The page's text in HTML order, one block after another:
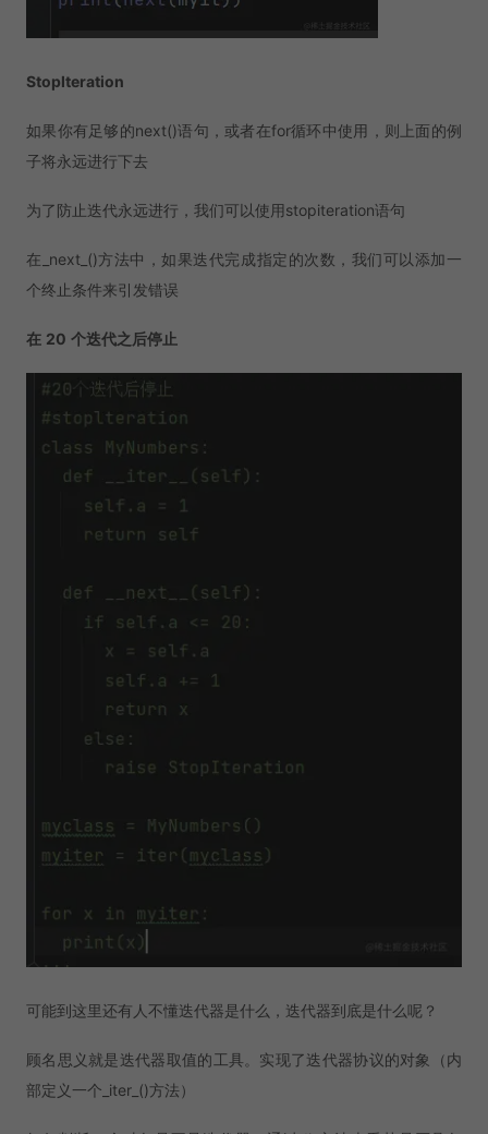
Stoplteration
如果你有足够的next()语句，或者在for循环中使用，则上面的例
子将永远进行下去
为了防止迭代永远进行，我们可以使用stopiteration语句
在_next_()方法中，如果迭代完成指定的次数，我们可以添加一
个终止条件来引发错误
在 20 个迭代之后停止
可能到这里还有人不懂迭代器是什么，迭代器到底是什么呢？
顾名思义就是迭代器取值的工具。实现了迭代器协议的对象（内
部定义一个_iter_()方法）